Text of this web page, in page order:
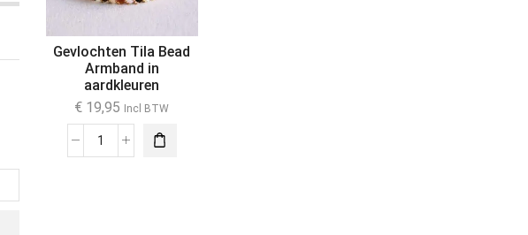
Gevlochten Tila Bead
Armband in
aardkleuren
€ 19,95 Incl BTW